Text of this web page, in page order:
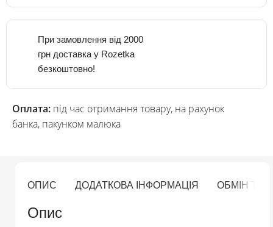
При замовлення від 2000
грн доставка у Rozetka
безкоштовно!
Оплата: під час отримання товару, на рахунок
банка, пакунком малюка
ОПИС ДОДАТКОВА ІНФОРМАЦІЯ ОБМІН ТА
Опис